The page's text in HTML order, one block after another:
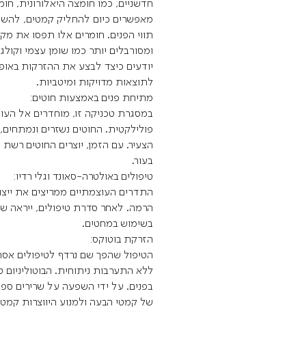
חדשניים, כמו חומצה היאלורונית,
מאפשרים כיום להחליק קמטים,
תווי הפנים. חומרים אלו תפסו את
ומסורבלים יותר כמו שומן עצמי
יודעים כיצד לבצע את ההזרקות
לתוצאות מדויקות ומיטביות.
מתיחת פנים באמצעות חוטים:
במסגרת טכניקה זו, מוחדרים אל
פולילקטית. החוטים נשזרים
הצעיר. עם הזמן, יוצרים החוטים
בעור.
טיפולים באולטרה-סאונד וגלי רדיו:
התדרים העוצמתיים ממריצים את
הרמה. לאחר סדרת טיפולים, ייראה
בשימוש במחטים.
הזרקת בוטוקס:
הטיפול שהפך שם נרדף לטיפולים
ללא התערבות ניתוחית. הבוטוליניום
בפנים. על ידי השפעה על שרירים
של קמטי הבעה ולמנוע היווצרות